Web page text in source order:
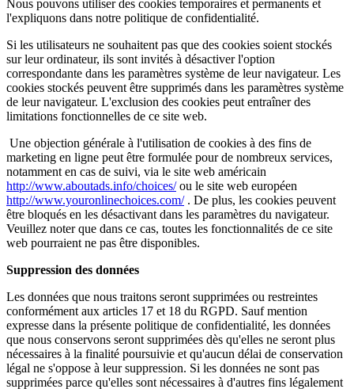
Nous pouvons utiliser des cookies temporaires et permanents et
l'expliquons dans notre politique de confidentialité.
Si les utilisateurs ne souhaitent pas que des cookies soient stockés
sur leur ordinateur, ils sont invités à désactiver l'option
correspondante dans les paramètres système de leur navigateur. Les
cookies stockés peuvent être supprimés dans les paramètres système
de leur navigateur. L'exclusion des cookies peut entraîner des
limitations fonctionnelles de ce site web.
Une objection générale à l'utilisation de cookies à des fins de
marketing en ligne peut être formulée pour de nombreux services,
notamment en cas de suivi, via le site web américain
http://www.aboutads.info/choices/ou le site web européen
http://www.youronlinechoices.com/. De plus, les cookies peuvent
être bloqués en les désactivant dans les paramètres du navigateur.
Veuillez noter que dans ce cas, toutes les fonctionnalités de ce site
web pourraient ne pas être disponibles.
Suppression des données
Les données que nous traitons seront supprimées ou restreintes
conformément aux articles 17 et 18 du RGPD. Sauf mention
expresse dans la présente politique de confidentialité, les données
que nous conservons seront supprimées dès qu'elles ne seront plus
nécessaires à la finalité poursuivie et qu'aucun délai de conservation
légal ne s'oppose à leur suppression. Si les données ne sont pas
supprimées parce qu'elles sont nécessaires à d'autres fins légalement